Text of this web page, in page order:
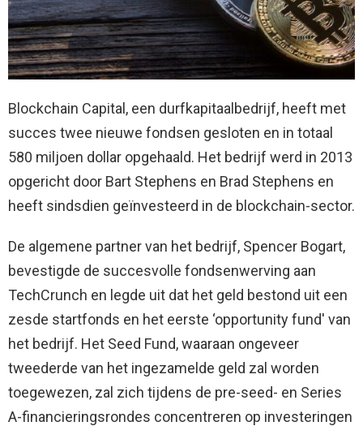
Blockchain Capital, een durfkapitaalbedrijf, heeft met
succes twee nieuwe fondsen gesloten en in totaal
580 miljoen dollar opgehaald. Het bedrijf werd in 2013
opgericht door Bart Stephens en Brad Stephens en
heeft sindsdien geïnvesteerd in de blockchain-sector.
De algemene partner van het bedrijf, Spencer Bogart,
bevestigde de succesvolle fondsenwerving aan
TechCrunch en legde uit dat het geld bestond uit een
zesde startfonds en het eerste ‘opportunity fund' van
het bedrijf. Het Seed Fund, waaraan ongeveer
tweederde van het ingezamelde geld zal worden
toegewezen, zal zich tijdens de pre-seed- en Series
A-financieringsrondes concentreren op investeringen